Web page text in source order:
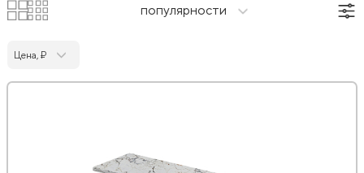
популярности
Цена, ₽